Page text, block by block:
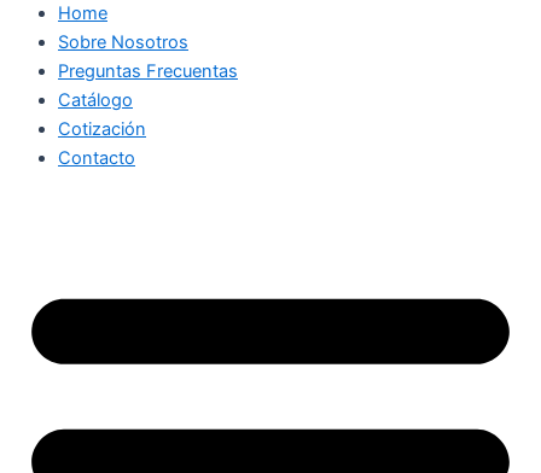
Home
Sobre Nosotros
Preguntas Frecuentas
Catálogo
Cotización
Contacto